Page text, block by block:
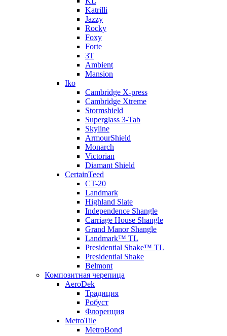
Katrilli
Jazzy
Rocky
Foxy
Forte
3T
Ambient
Mansion
Iko
Cambridge X-press
Cambridge Xtreme
Stormshield
Superglass 3-Tab
Skyline
ArmourShield
Monarch
Victorian
Diamant Shield
CertainTeed
CT-20
Landmark
Highland Slate
Independence Shangle
Carriage House Shangle
Grand Manor Shangle
Landmark™ TL
Presidential Shake™ TL
Presidential Shake
Belmont
Композитная черепица
AeroDek
Традиция
Робуст
Флоренция
MetroTile
MetroBond